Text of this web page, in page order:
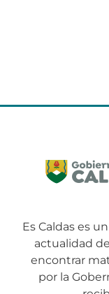
Es Caldas es
actualidad
encontrar
por la